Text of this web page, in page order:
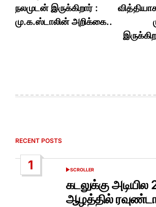
நலமுடன் இருக்கிறார் :
மு.க.ஸ்டாலின் அறிக்கை..
RECENT POSTS
1
POSTED
SCROLLER
கடலுக்கு அடியில
ஆழத்தில்